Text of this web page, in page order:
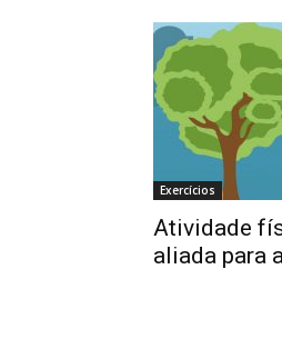
Exercícios
Atividade
aliada para